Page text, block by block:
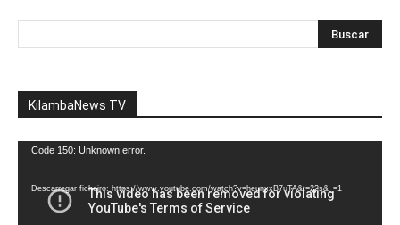
KilambaNews TV
Reprodutor
vídeo
Code 150: Unknown error.
Descarregar ficheiro: https://www.youtube.com/watch?v=heunxxB7uTA&t=22s&_=1